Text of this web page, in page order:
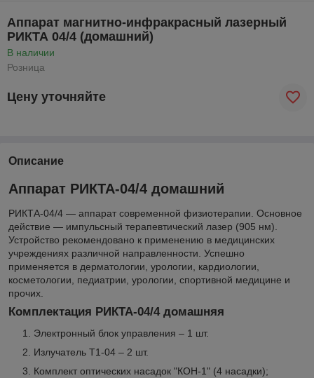
Аппарат магнитно-инфракрасный лазерный
РИКТА 04/4 (домашний)
В наличии
Розница
Цену уточняйте
Описание
Аппарат РИКТА-04/4 домашний
РИКТА-04/4 — аппарат современной физиотерапии. Основное
действие — импульсный терапевтический лазер (905 нм).
Устройство рекомендовано к применению в медицинских
учреждениях различной направленности. Успешно
применяется в дерматологии, урологии, кардиологии,
косметологии, педиатрии, урологии, спортивной медицине и
прочих.
Комплектация РИКТА-04/4 домашняя
Электронный блок управления – 1 шт.
Излучатель Т1-04 – 2 шт.
Комплект оптических насадок "КОН-1" (4 насадки);